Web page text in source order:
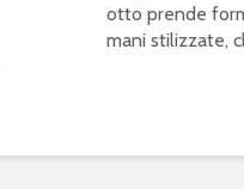
otto prende
mani stilizzate,